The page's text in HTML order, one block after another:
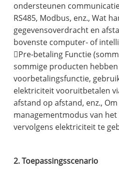
ondersteunen
RS485, Modbus, enz., Wat
gegevensoverdracht en
bovenste computer- of
Pre-betaling Functie
sommige producten
voorbetalingsfunctie,
elektriciteit vooruitbetalen
afstand op afstand, enz.,
managementmodus van
vervolgens elektriciteit te
2. Toepassingsscenario